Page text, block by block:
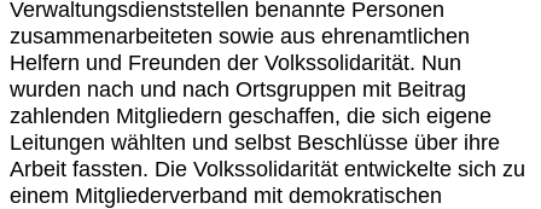
Verwaltungsdienststellen benannte Personen
zusammenarbeiteten sowie aus ehrenamtlichen
Helfern und Freunden der Volkssolidarität. Nun
wurden nach und nach Ortsgruppen mit Beitrag
zahlenden Mitgliedern geschaffen, die sich eigene
Leitungen wählten und selbst Beschlüsse über ihre
Arbeit fassten. Die Volkssolidarität entwickelte sich zu
einem Mitgliederverband mit demokratischen